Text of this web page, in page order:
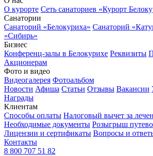
О курорте Сеть санаториев «Курорт
Санатории
Санаторий «Белокуриха» Санаторий
«Сибирь»
Бизнес
Конференц-залы в Белокурихе Реквизиты
Акционерам
Фото и видео
Видеогалерея Фотоальбом
Новости Афиша Статьи Отзывы Вакансии
Награды
Клиентам
Способы оплаты Налоговый вычет за
Необходимые документы Розыгрыш
Лицензии и сертификаты Вопросы и
Контакты
8 800 707 51 82